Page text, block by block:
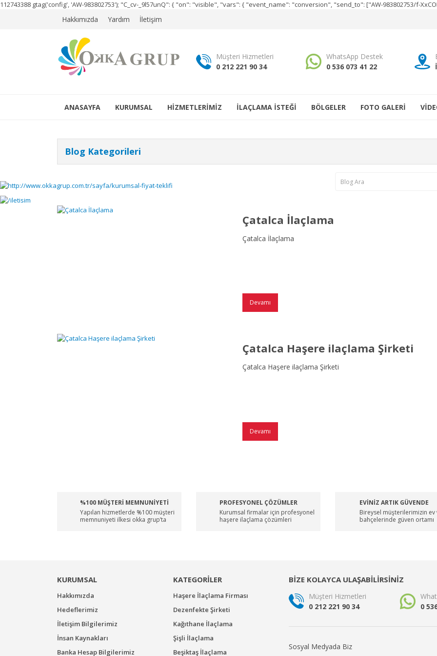
112743388 gtag('config', 'AW-983802753'); "C_cv-_9l57unQ": { "on": "visible", "vars": { "event_name": "conversion", "send_to": ["AW-983802753/f-
Hakkımızda Yardım İletişim
Müşteri Hizmetleri
0 212 221 90 34
WhatsApp Destek
0 536 073 41 22
ANASAYFA KURUMSAL HİZMETLERİMİZ İLAÇLAMA İSTEĞİ BÖLGELER FOTO GALERİ
Blog Kategorileri
Çatalca İlaçlama
Çatalca İlaçlama
Devamı
Çatalca Haşere ilaçlama Şirketi
Çatalca Haşere ilaçlama Şirketi
Devamı
%100 MÜŞTERİ MEMNUNİYETİ
Yapılan hizmetlerde %100 müşteri
memnuniyeti ilkesi okka grup’ta
PROFESYONEL ÇÖZÜMLER
Kurumsal firmalar için profesyonel
haşere ilaçlama çözümleri
EVİNİZ ARTIK GÜVENDE
Bireysel müşterilerimizin ev
bahçelerinde güven ortamı
KURUMSAL
Hakkımızda
Hedeflerimiz
İletişim Bilgilerimiz
İnsan Kaynakları
Banka Hesap Bilgilerimiz
KATEGORİLER
Haşere İlaçlama Firması
Dezenfekte Şirketi
Kağıthane İlaçlama
Şişli İlaçlama
Beşiktaş İlaçlama
BİZE KOLAYCA ULAŞABİLİRSİNİZ
Müşteri Hizmetleri
0 212 221 90 34
0
Sosyal Medyada Biz